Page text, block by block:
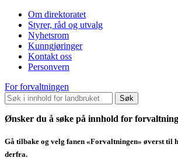
Om direktoratet
Styrer, råd og utvalg
Nyhetsrom
Kunngjøringer
Kontakt oss
Personvern
For forvaltningen
Søk
Ønsker du å søke på innhold for
Gå tilbake og velg fanen «Forvaltningen» øverst til
derfra.